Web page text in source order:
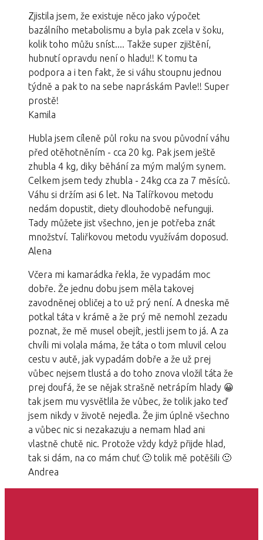
Zjistila jsem, že existuje něco jako výpočet
bazálního metabolismu a byla pak zcela v šoku,
kolik toho můžu sníst.... Takže super zjištění,
hubnutí opravdu není o hladu!! K tomu ta
podpora a i ten fakt, že si váhu stoupnu jednou
týdně a pak to na sebe napráskám Pavle!! Super
prostě!
Kamila
Hubla jsem cíleně půl roku na svou původní váhu
před otěhotněním - cca 20 kg. Pak jsem ještě
zhubla 4 kg, diky běhání za mým malým synem.
Celkem jsem tedy zhubla - 24kg cca za 7 měsíců.
Váhu si držím asi 6 let. Na Talířkovou metodu
nedám dopustit, diety dlouhodobě nefunguji.
Tady můžete jist všechno, jen je potřeba znát
množství. Taliřkovou metodu využívám doposud.
Alena
Včera mi kamarádka řekla, že vypadám moc
dobře. Že jednu dobu jsem měla takovej
zavodněnej obličej a to už prý není. A dneska mě
potkal táta v krámě a že prý mě nemohl zezadu
poznat, že mě musel obejít, jestli jsem to já. A za
chvíli mi volala máma, že táta o tom mluvil celou
cestu v autě, jak vypadám dobře a že už prej
vůbec nejsem tlustá a do toho znova vložil táta že
prej doufá, že se nějak strašně netrápím hlady 😀
tak jsem mu vysvětlila že vůbec, že tolik jako teď
jsem nikdy v životě nejedla. Že jim úplně všechno
a vůbec nic si nezakazuju a nemam hlad ani
vlastně chutě nic. Protože vždy když přijde hlad,
tak si dám, na co mám chuť 🙂 tolik mě potěšili 🙂
Andrea